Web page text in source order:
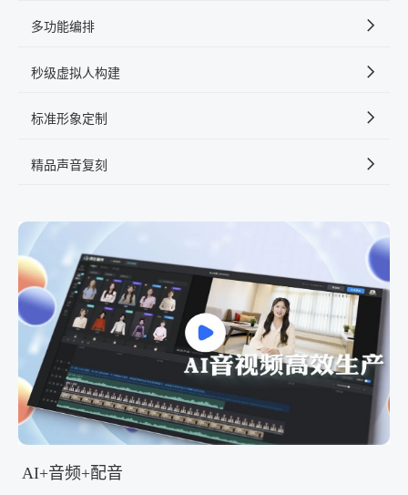
多功能编排
秒级虚拟人构建
标准形象定制
精品声音复刻
AI+音频+配音